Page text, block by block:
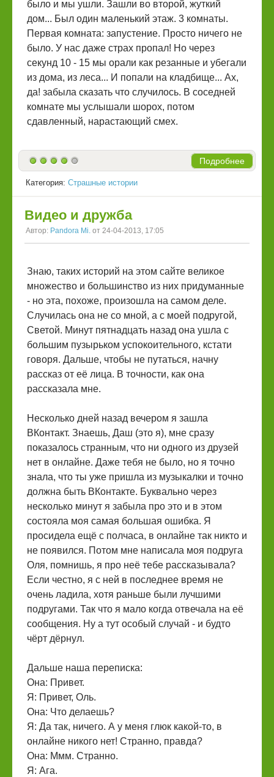
было и мы ушли. Зашли во второй, жуткий
дом... Был один маленький этаж. 3 комнаты.
Первая комната: запустение. Просто ничего не
было. У нас даже страх пропал! Но через
секунд 10 - 15 мы орали как резанные и убегали
из дома, из леса... И попали на кладбище... Ах,
да! забыла сказать что случилось. В соседней
комнате мы услышали шорох, потом
сдавленный, нарастающий смех.
Подробнее
Категория: Страшные истории
Видео и дружба
Автор: Pandora Mi. от 24-04-2013, 17:05
Знаю, таких историй на этом сайте великое
множество и большинство из них придуманные
- но эта, похоже, произошла на самом деле.
Случилась она не со мной, а с моей подругой,
Светой. Минут пятнадцать назад она ушла с
большим пузырьком успокоительного, кстати
говоря. Дальше, чтобы не путаться, начну
рассказ от её лица. В точности, как она
рассказала мне.
Несколько дней назад вечером я зашла
ВКонтакт. Знаешь, Даш (это я), мне сразу
показалось странным, что ни одного из друзей
нет в онлайне. Даже тебя не было, но я точно
знала, что ты уже пришла из музыкалки и точно
должна быть ВКонтакте. Буквально через
несколько минут я забыла про это и в этом
состояла моя самая большая ошибка. Я
просидела ещё с полчаса, в онлайне так никто и
не появился. Потом мне написала моя подруга
Оля, помнишь, я про неё тебе рассказывала?
Если честно, я с ней в последнее время не
очень ладила, хотя раньше были лучшими
подругами. Так что я мало когда отвечала на её
сообщения. Ну а тут особый случай - и будто
чёрт дёрнул.
Дальше наша переписка:
Она: Привет.
Я: Привет, Оль.
Она: Что делаешь?
Я: Да так, ничего. А у меня глюк какой-то, в
онлайне никого нет! Странно, правда?
Она: Ммм. Странно.
Я: Ага.